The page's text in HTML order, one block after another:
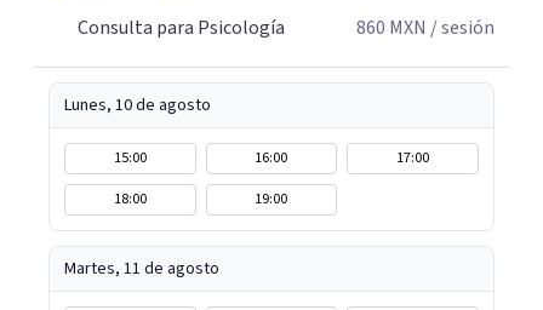
Consulta para Psicología
860 MXN / sesión
Lunes, 10 de agosto
15:00 16:00
17:00
18:00
19:00
Martes, 11 de agosto